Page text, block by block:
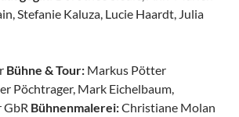
Stefanie Kaluza, Lucie Haardt, Julia
Bühne & Tour: Markus Pötter
Pöchtrager, Mark Eichelbaum,
GbR Bühnenmalerei:Christiane Molan